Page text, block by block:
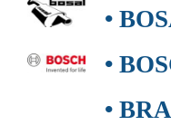
•
•
•